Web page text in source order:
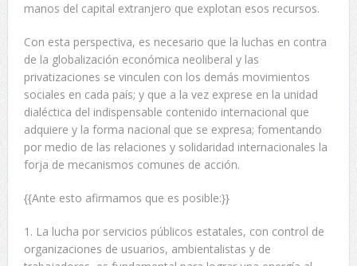
manos del capital extranjero que explotan esos recursos.
Con esta perspectiva, es necesario que la luchas en contra
de la globalización económica neoliberal y las
privatizaciones se vinculen con los demás movimientos
sociales en cada país; y que a la vez exprese en la unidad
dialéctica del indispensable contenido internacional que
adquiere y la forma nacional que se expresa; fomentando
por medio de las relaciones y solidaridad internacionales la
forja de mecanismos comunes de acción.
{{Ante esto afirmamos que es posible:}}
1. La lucha por servicios públicos estatales, con control de
organizaciones de usuarios, ambientalistas y de